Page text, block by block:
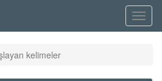
Menü
kelimeler